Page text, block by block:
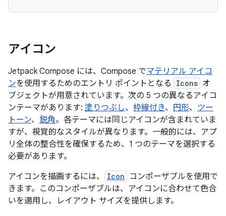
アイコン
Jetpack Compose には、Compose でマテリアル アイコ
ンを使用するためのエントリ ポイントとなる Icons オ
ブジェクトが用意されています。次の 5 つの異なるアイコ
ンテーマがあります: 塗りつぶし、 枠線付き、 円形、 ツー
トーン、 鋭角。各テーマには同じアイコンが含まれていま
すが、視覚的なスタイルが異なります。一般的には、アプ
リ全体の整合性を確保するため、1 つのテーマを選択する
必要があります。
アイコンを描画するには、
Icon
コンポーザブルを使用で
きます。このコンポーザブルは、アイコンに合わせて色合
いを適用し、レイアウト サイズを提供します。